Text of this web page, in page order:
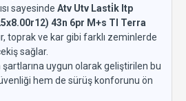
sayesinde Atv Utv Lasti̇k Itp
43n 6pr M+s Tl Terra
toprak ve kar gibi farklı zeminlerde
sağlar.
uygun olarak geliştirilen bu
hem de sürüş konforunu ön